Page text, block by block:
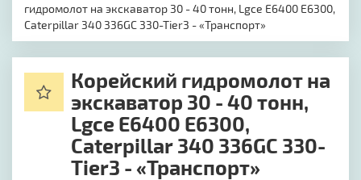
гидромолот на экскаватор 30 - 40 тонн, Lgce E6400 E6300,
Caterpillar 340 336GC 330-Tier3 - «Транспорт»
Корейский гидромолот на
экскаватор 30 - 40 тонн,
Lgce E6400 E6300,
Caterpillar 340 336GC 330-
Tier3 - «Транспорт»